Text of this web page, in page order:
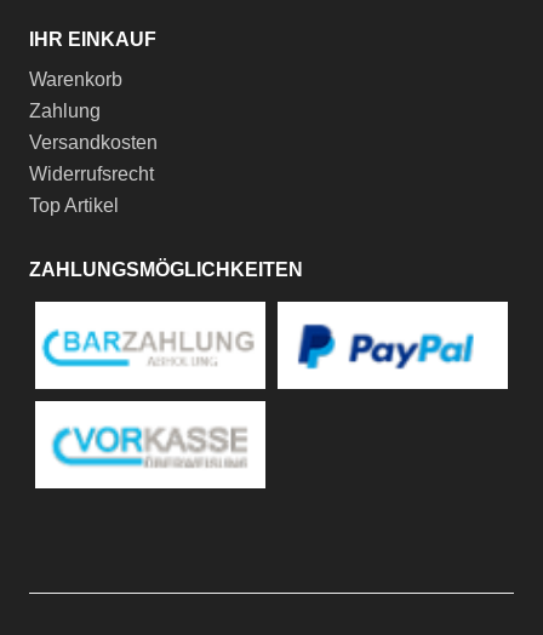
IHR EINKAUF
Warenkorb
Zahlung
Versandkosten
Widerrufsrecht
Top Artikel
ZAHLUNGSMÖGLICHKEITEN